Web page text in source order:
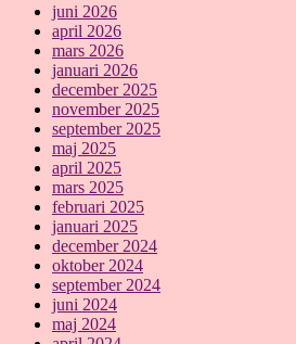
juni 2026
april 2026
mars 2026
januari 2026
december 2025
november 2025
september 2025
maj 2025
april 2025
mars 2025
februari 2025
januari 2025
december 2024
oktober 2024
september 2024
juni 2024
maj 2024